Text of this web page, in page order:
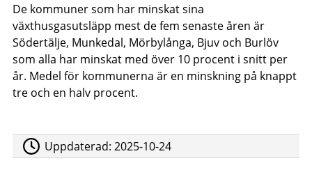
De kommuner som har minskat sina
växthusgasutsläpp mest de fem senaste åren är
Södertälje, Munkedal, Mörbylånga, Bjuv och Burlöv
som alla har minskat med över 10 procent i snitt per
år. Medel för kommunerna är en minskning på knappt
tre och en halv procent.
Uppdaterad:2025-10-24